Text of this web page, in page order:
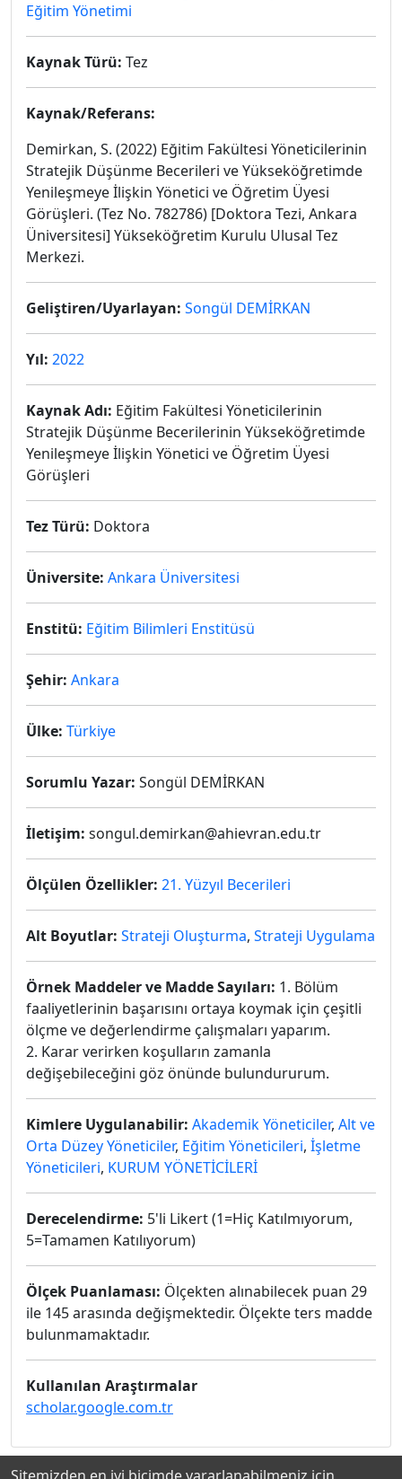
Eğitim Yönetimi
Kaynak Türü: Tez
Kaynak/Referans:
Demirkan, S. (2022) Eğitim Fakültesi Yöneticilerinin
Stratejik Düşünme Becerileri ve Yükseköğretimde
Yenileşmeye İlişkin Yönetici ve Öğretim Üyesi
Görüşleri. (Tez No. 782786) [Doktora Tezi, Ankara
Üniversitesi] Yükseköğretim Kurulu Ulusal Tez
Merkezi.
Geliştiren/Uyarlayan: Songül DEMİRKAN
Yıl: 2022
Kaynak Adı: Eğitim Fakültesi Yöneticilerinin
Stratejik Düşünme Becerilerinin Yükseköğretimde
Yenileşmeye İlişkin Yönetici ve Öğretim Üyesi
Görüşleri
Tez Türü: Doktora
Üniversite: Ankara Üniversitesi
Enstitü: Eğitim Bilimleri Enstitüsü
Şehir: Ankara
Ülke: Türkiye
Sorumlu Yazar: Songül DEMİRKAN
İletişim: songul.demirkan@ahievran.edu.tr
Ölçülen Özellikler: 21. Yüzyıl Becerileri
Alt Boyutlar: Strateji Oluşturma, Strateji Uygulama
Örnek Maddeler ve Madde Sayıları: 1. Bölüm
faaliyetlerinin başarısını ortaya koymak için çeşitli
ölçme ve değerlendirme çalışmaları yaparım.
2. Karar verirken koşulların zamanla
değişebileceğini göz önünde bulundururum.
Kimlere Uygulanabilir: Akademik Yöneticiler, Alt ve
Orta Düzey Yöneticiler, Eğitim Yöneticileri, İşletme
Yöneticileri, KURUM YÖNETİCİLERİ
Derecelendirme: 5'li Likert (1=Hiç Katılmıyorum,
5=Tamamen Katılıyorum)
Ölçek Puanlaması: Ölçekten alınabilecek puan 29
ile 145 arasında değişmektedir. Ölçekte ters madde
bulunmamaktadır.
Kullanılan Araştırmalar
scholar.google.com.tr